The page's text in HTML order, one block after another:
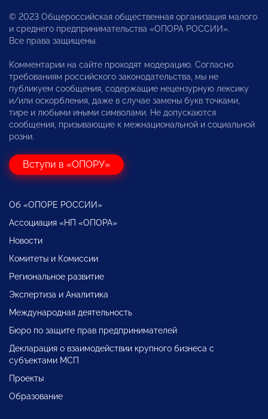
© 2023 Общероссийская общественная организация малого
и среднего предпринимательства «ОПОРА РОССИИ».
Все права защищены.
Комментарии на сайте проходят модерацию. Согласно
требованиям российского законодательства, мы не
публикуем сообщения, содержащие нецензурную лексику
и/или оскорбления, даже в случае замены букв точками,
тире и любыми иными символами. Не допускаются
сообщения, призывающие к межнациональной и социальной
розни.
Вступи в «ОПОРУ»
Об «ОПОРЕ РОССИИ»
Ассоциация «НП «ОПОРА»
Новости
Комитеты и Комиссии
Региональное развитие
Экспертиза и Аналитика
Международная деятельность
Бюро по защите прав предпринимателей
Декларация о взаимодействии крупного бизнеса с
субъектами МСП
Проекты
Образование